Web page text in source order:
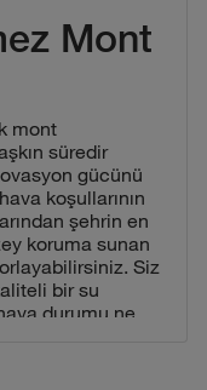
Mont
mont
süredir
gücünü
koşullarının
şehrin en
koruma sunan
Siz
bir su
durumu ne